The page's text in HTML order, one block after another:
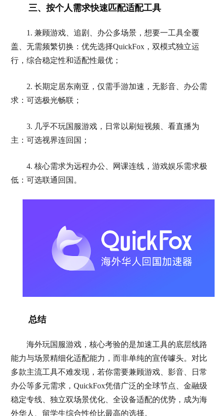
三、按个人需求快速匹配适配工具
1. 兼顾游戏、追剧、办公多场景，想要一工具全覆
盖、无需频繁切换：优先选择QuickFox，双模式独立运
行，综合稳定性和适配性最优；
2. 长期定居东南亚，仅需手游加速，无影音、办公需
求：可选极光畅联；
3. 几乎不玩国服游戏，日常以刷短视频、看直播为
主：可选视界连回国；
4. 核心需求为远程办公、网课连线，游戏娱乐需求极
低：可选联通回国。
总结
海外玩国服游戏，核心考验的是加速工具的底层线路
能力与场景精细化适配能力，而非单纯的宣传噱头。对比
多款主流工具不难发现，若你需要兼顾游戏、影音、日常
办公等多元需求，QuickFox凭借广泛的全球节点、金融级
稳定专线、独立双场景优化、全设备适配的优势，成为海
外华人、留学生综合性价比最高的选择。